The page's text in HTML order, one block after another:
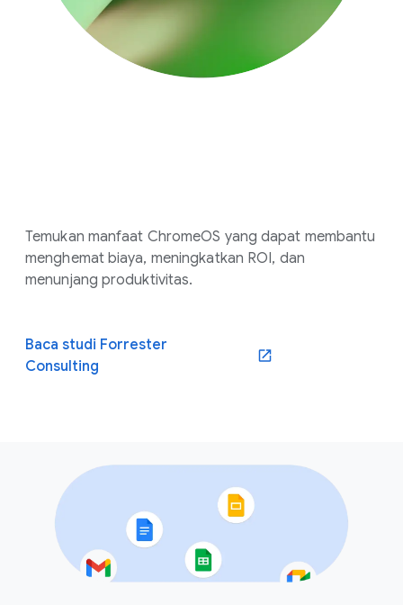
Temukan manfaat ChromeOS yang dapat membantu
menghemat biaya, meningkatkan ROI, dan
menunjang produktivitas.
Baca studi Forrester
Consulting